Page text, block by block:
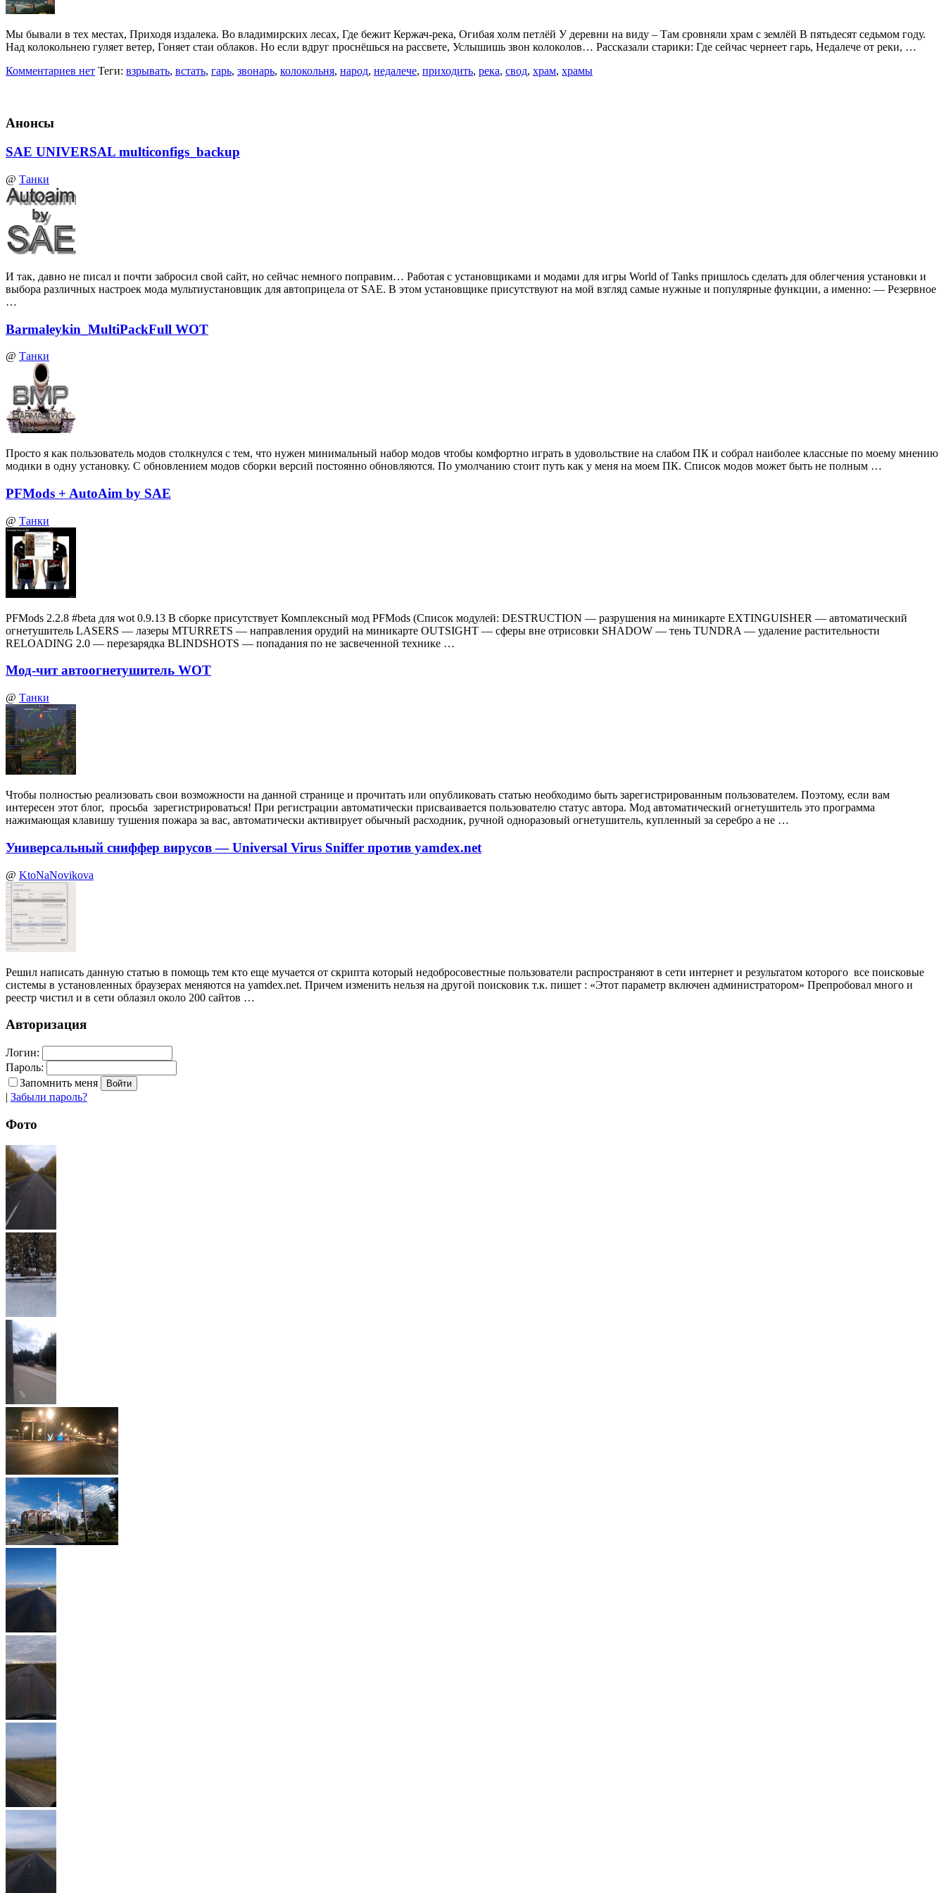
Мы бывали в тех местах, Приходя издалека. Во владимирских лесах, Где бежит Кержач-река, Огибая холм петлёй У деревни на виду – Там сровняли храм с землёй В пятьдесят седьмом году.
Над колокольнею гуляет ветер, Гоняет стаи облаков. Но если вдруг проснёшься на рассвете, Услышишь звон колоколов… Рассказали старики: Где сейчас чернеет гарь, Недалече от реки, …
Комментариев нет Теги: взрывать, встать, гарь, звонарь, колокольня, народ, недалече, приходить, река, свод, храм, храмы
Анонсы
SAE UNIVERSAL multiconfigs_backup
@ Танки
И так, давно не писал и почти забросил свой сайт, но сейчас немного поправим… Работая с установщиками и модами для игры World of Tanks пришлось сделать для облегчения установки и
выбора различных настроек мода мультиустановщик для автоприцела от SAE. В этом установщике присутствуют на мой взгляд самые нужные и популярные функции, а именно: — Резервное
…
Barmaleykin_MultiPackFull WOT
@ Танки
Просто я как пользователь модов столкнулся с тем, что нужен минимальный набор модов чтобы комфортно играть в удовольствие на слабом ПК и собрал наиболее классные по моему мнению
модики в одну установку. С обновлением модов сборки версий постоянно обновляются. По умолчанию стоит путь как у меня на моем ПК. Список модов может быть не полным …
PFMods + AutoAim by SAE
@ Танки
PFMods 2.2.8 #beta для wot 0.9.13 В сборке присутствует Комплексный мод PFMods (Список модулей: DESTRUCTION — разрушения на миникарте EXTINGUISHER — автоматический
огнетушитель LASERS — лазеры MTURRETS — направления орудий на миникарте OUTSIGHT — сферы вне отрисовки SHADOW — тень TUNDRA — удаление растительности
RELOADING 2.0 — перезарядка BLINDSHOTS — попадания по не засвеченной технике …
Мод-чит автоогнетушитель WOT
@ Танки
Чтобы полностью реализовать свои возможности на данной странице и прочитать или опубликовать статью необходимо быть зарегистрированным пользователем. Поэтому, если вам
интересен этот блог, просьба зарегистрироваться! При регистрации автоматически присваивается пользователю статус автора. Мод автоматический огнетушитель это программа
нажимающая клавишу тушения пожара за вас, автоматически активирует обычный расходник, ручной одноразовый огнетушитель, купленный за серебро а не …
Универсальный сниффер вирусов — Universal Virus Sniffer против yamdex.net
@ KtoNaNovikova
Решил написать данную статью в помощь тем кто еще мучается от скрипта который недобросовестные пользователи распространяют в сети интернет и результатом которого все поисковые
системы в установленных браузерах меняются на yamdex.net. Причем изменить нельзя на другой поисковик т.к. пишет : «Этот параметр включен администратором» Препробовал много и
реестр чистил и в сети облазил около 200 сайтов …
Авторизация
Логин:
Пароль:
Запомнить меня
| Забыли пароль?
Фото